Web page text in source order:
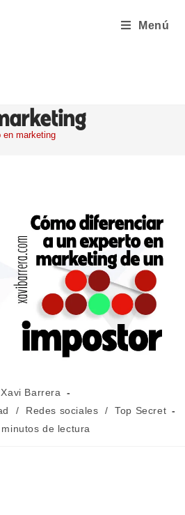
Menú
en marketing
Xavi Barrera
/ Redes sociales /
Top Secret
minutos de lectura